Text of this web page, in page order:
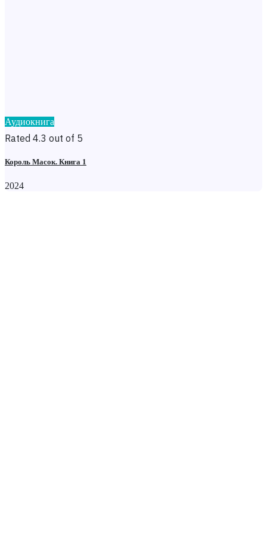
Аудиокнига
Rated 4.3 out of 5
Король Масок. Книга 1
2024